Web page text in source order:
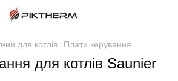
для котлів Плати керування
для котлів Saunier